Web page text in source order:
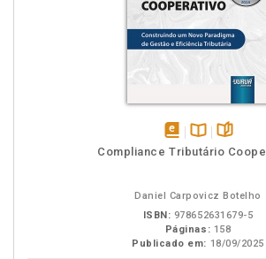
disponívelDisponível
páginas
Compliance Tributário
Daniel Carpovicz Botelho
ISBN: 978652631679-5
Páginas: 158
Publicado em: 18/09/2025